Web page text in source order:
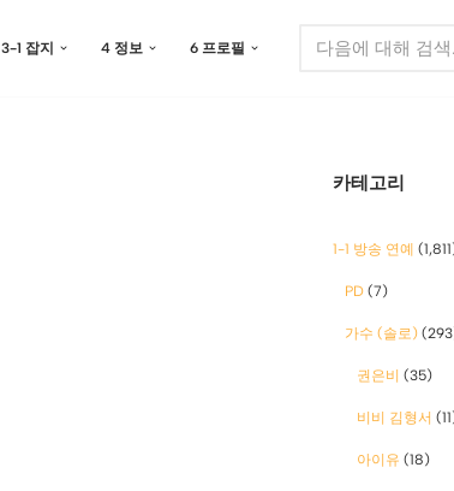
3-1 잡지 4 정보 6 프로필
카테고리
1-1 방송 연예
PD (7)
가수 (솔로)
권은비 (35)
비비 김형서
아이유 (18)